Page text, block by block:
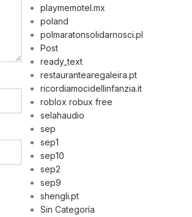
playmemotel.mx
poland
polmaratonsolidarnosci.pl
Post
ready_text
restaurantearegaleira.pt
ricordiamocidellinfanzia.it
roblox robux free
selahaudio
sep
sep1
sep10
sep2
sep9
shengli.pt
Sin Categoría